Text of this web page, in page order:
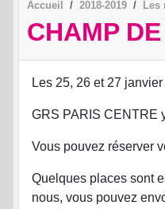
Accueil 2018-2019 Les
CHAMP
Les 25, 26 et 27
GRS PARIS CENTRE
Vous pouvez réserver
Quelques places sont
nous, vous pouvez